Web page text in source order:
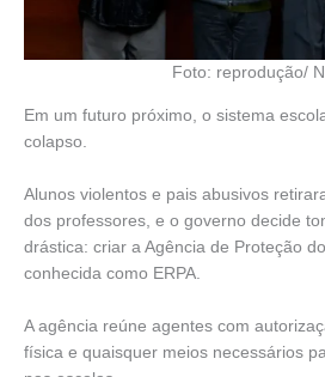
Foto: reprodução/
Em um futuro próximo, o sistema
colapso.
Alunos violentos e pais abusivos
dos professores, e o governo decide
drástica: criar a Agência de Proteção
conhecida como ERPA.
A agência reúne agentes com
física e quaisquer meios necessários